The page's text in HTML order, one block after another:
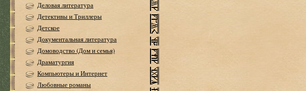
Деловая литература
Детективы и Триллеры
Детское
Документальная литература
Домоводство (Дом и семья)
Драматургия
Компьютеры и Интернет
Любовные романы